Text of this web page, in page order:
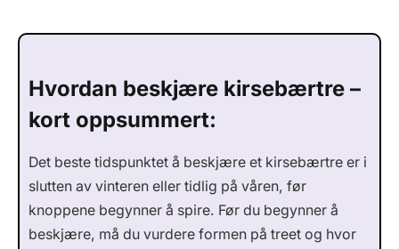
Hvordan beskjære kirsebærtre –
kort oppsummert:
Det beste tidspunktet å beskjære et kirsebærtre er i
slutten av vinteren eller tidlig på våren, før
knoppene begynner å spire. Før du begynner å
beskjære, må du vurdere formen på treet og hvor